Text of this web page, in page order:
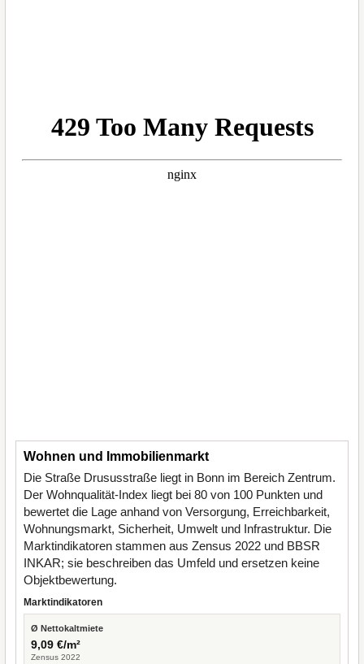
Wohnen und Immobilienmarkt
Die Straße Drususstraße liegt in Bonn im Bereich Zentrum.
Der Wohnqualität-Index liegt bei 80 von 100 Punkten und
bewertet die Lage anhand von Versorgung, Erreichbarkeit,
Wohnungsmarkt, Sicherheit, Umwelt und Infrastruktur. Die
Marktindikatoren stammen aus Zensus 2022 und BBSR
INKAR; sie beschreiben das Umfeld und ersetzen keine
Objektbewertung.
Marktindikatoren
Ø Nettokaltmiete
9,09 €/m²
Zensus 2022